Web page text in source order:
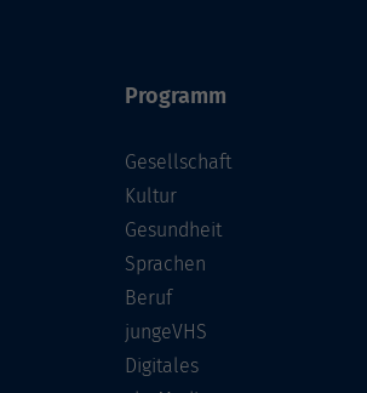
Programm
Gesellschaft
Kultur
Gesundheit
Sprachen
Beruf
jungeVHS
Digitales